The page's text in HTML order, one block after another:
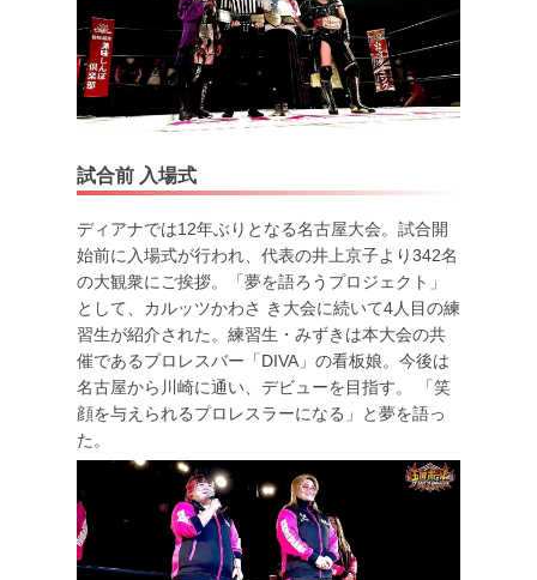
試合前 入場式
ディアナでは12年ぶりとなる名古屋大会。試合開
始前に入場式が行われ、代表の井上京子より342名
の大観衆にご挨拶。「夢を語ろうプロジェクト」
として、カルッツかわさ き大会に続いて4人目の練
習生が紹介された。練習生・みずきは本大会の共
催であるプロレスバー「DIVA」の看板娘。今後は
名古屋から川崎に通い、デビューを目指す。 「笑
顔を与えられるプロレスラーになる」と夢を語っ
た。